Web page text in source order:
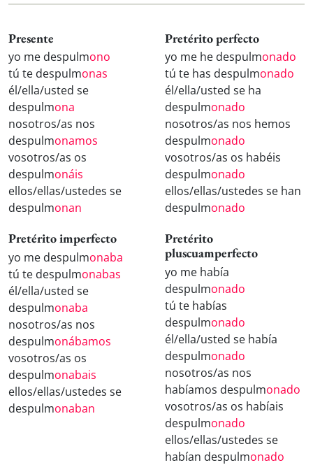
Presente
yo me despulmono
tú te despulmonas
él/ella/usted se
despulmona
nosotros/as nos
despulmonamos
vosotros/as os
despulmonáis
ellos/ellas/ustedes se
despulmonan
Pretérito perfecto
yo me he despulmonado
tú te has despulmonado
él/ella/usted se ha
despulmonado
nosotros/as nos hemos
despulmonado
vosotros/as os habéis
despulmonado
ellos/ellas/ustedes se han
despulmonado
Pretérito imperfecto
yo me despulmonaba
tú te despulmonabas
él/ella/usted se
despulmonaba
nosotros/as nos
despulmonábamos
vosotros/as os
despulmonabais
ellos/ellas/ustedes se
despulmonaban
Pretérito
pluscuamperfecto
yo me había
despulmonado
tú te habías
despulmonado
él/ella/usted se había
despulmonado
nosotros/as nos
habíamos despulmonado
vosotros/as os habíais
despulmonado
ellos/ellas/ustedes se
habían despulmonado